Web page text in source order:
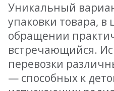
Уникальный
упаковки товара,
обращении
встречающийся.
перевозки
— способных к